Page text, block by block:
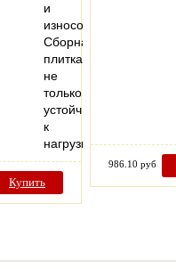
и
износоустойчивость.
Сборная
плитка
не
только
устойчива
к
нагрузкам…
Купить
986.10 руб